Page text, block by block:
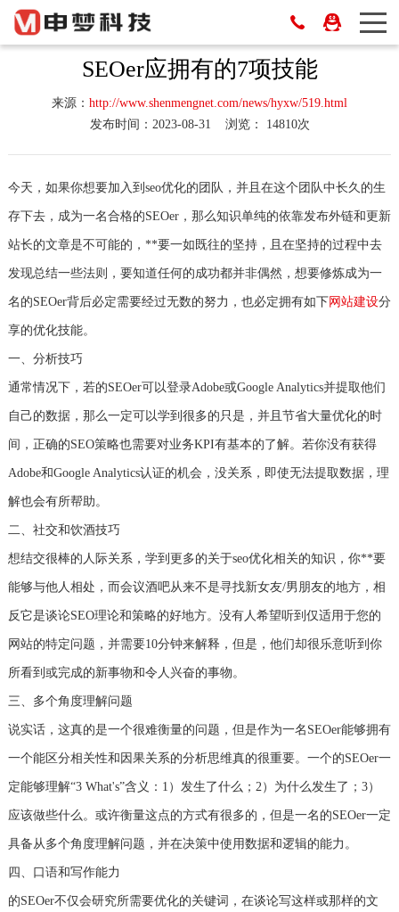
SEOer应拥有的7项技能
来源： http://www.shenmengnet.com/news/hyxw/519.html
发布时间：2023-08-31
浏览： 14810次
今天，如果你想要加入到seo优化的团队，并且在这个团队中长久的生
存下去，成为一名合格的SEOer，那么知识单纯的依靠发布外链和更新
站长的文章是不可能的，**要一如既往的坚持，且在坚持的过程中去
发现总结一些法则，要知道任何的成功都并非偶然，想要修炼成为一
名的SEOer背后必定需要经过无数的努力，也必定拥有如下网站建设分
享的优化技能。
一、分析技巧
通常情况下，若的SEOer可以登录Adobe或Google Analytics并提取他们
自己的数据，那么一定可以学到很多的只是，并且节省大量优化的时
间，正确的SEO策略也需要对业务KPI有基本的了解。若你没有获得
Adobe和Google Analytics认证的机会，没关系，即使无法提取数据，理
解也会有所帮助。
二、社交和饮酒技巧
想结交很棒的人际关系，学到更多的关于seo优化相关的知识，你**要
能够与他人相处，而会议酒吧从来不是寻找新女友/男朋友的地方，相
反它是谈论SEO理论和策略的好地方。没有人希望听到仅适用于您的
网站的特定问题，并需要10分钟来解释，但是，他们却很乐意听到你
所看到或完成的新事物和令人兴奋的事物。
三、多个角度理解问题
说实话，这真的是一个很难衡量的问题，但是作为一名SEOer能够拥有
一个能区分相关性和因果关系的分析思维真的很重要。一个的SEOer一
定能够理解“3 What's”含义：1）发生了什么；2）为什么发生了；3）
应该做些什么。或许衡量这点的方式有很多的，但是一名的SEOer一定
具备从多个角度理解问题，并在决策中使用数据和逻辑的能力。
四、口语和写作能力
的SEOer不仅会研究所需要优化的关键词，在谈论写这样或那样的文